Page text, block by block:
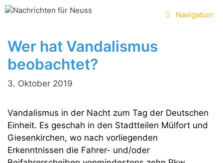
Zum
Navigation
Wer hat Vandalismus
beobachtet?
3. Oktober 2019
Vandalismus in der Nacht zum Tag der Deutschen
Einheit. Es geschah in den Stadtteilen Mülfort und
Giesenkirchen, wo nach vorliegenden
Erkenntnissen die Fahrer- und/oder